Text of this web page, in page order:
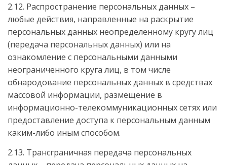
2.12. Распространение персональных данных –
любые действия, направленные на раскрытие
персональных данных неопределенному кругу лиц
(передача персональных данных) или на
ознакомление с персональными данными
неограниченного круга лиц, в том числе
обнародование персональных данных в средствах
массовой информации, размещение в
информационно-телекоммуникационных сетях или
предоставление доступа к персональным данным
каким-либо иным способом.
2.13. Трансграничная передача персональных